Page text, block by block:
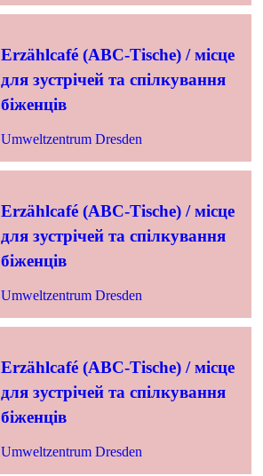
Erzählcafé (ABC-Tische) / місце
для зустрічей та спілкування
біженців
Umweltzentrum Dresden
Erzählcafé (ABC-Tische) / місце
для зустрічей та спілкування
біженців
Umweltzentrum Dresden
Erzählcafé (ABC-Tische) / місце
для зустрічей та спілкування
біженців
Umweltzentrum Dresden